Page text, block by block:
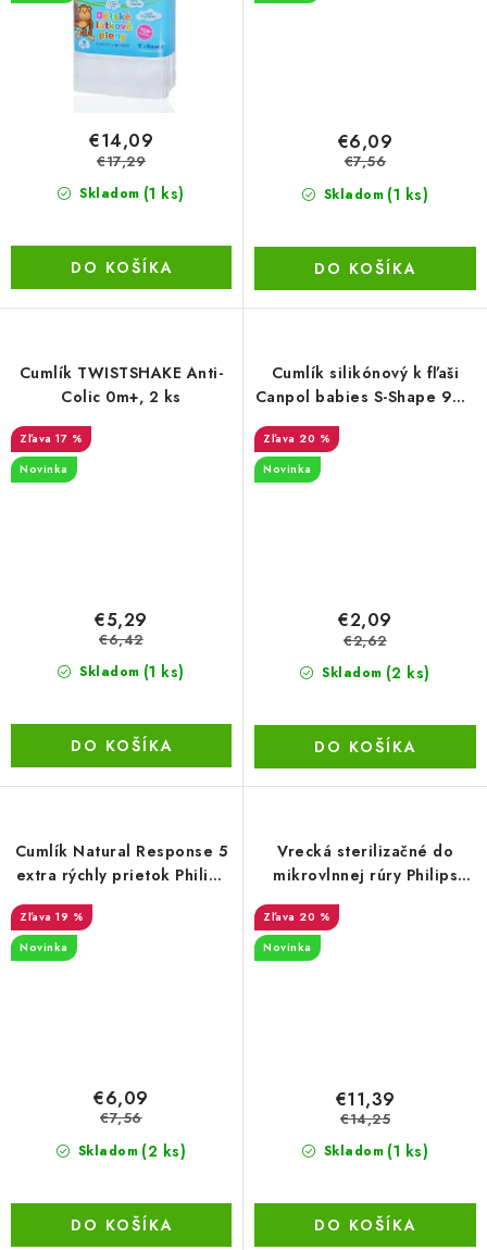
Reklamačný poriadok
Skladom (1 ks)
€14,09
€17,29
DO KOŠÍKA
Skladom (1 ks)
€6,09
€7,56
DO KOŠÍKA
Cumlík TWISTSHAKE Anti-
Colic 0m+, 2 ks
17 %
Novinka
Skladom (1 ks)
€5,29
€6,42
DO KOŠÍKA
Cumlík silikónový k fľaši
Canpol babies S-Shape 9m+
20 %
Novinka
Skladom (2 ks)
€2,09
€2,62
DO KOŠÍKA
Cumlík Natural Response 5
extra rýchly prietok Philips
AVENT 2 ks
19 %
Novinka
Skladom (2 ks)
€6,09
€7,56
DO KOŠÍKA
Vrecká sterilizačné do
mikrovlnnej rúry Philips
Avent 5 ks
20 %
Novinka
Skladom (1 ks)
€11,39
€14,25
DO KOŠÍKA